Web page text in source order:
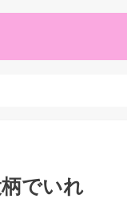
でいれ